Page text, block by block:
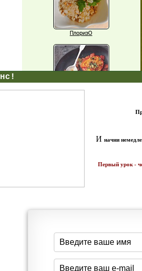
ПлоризО
Еще рецепты
Проверь себя
середине дня?